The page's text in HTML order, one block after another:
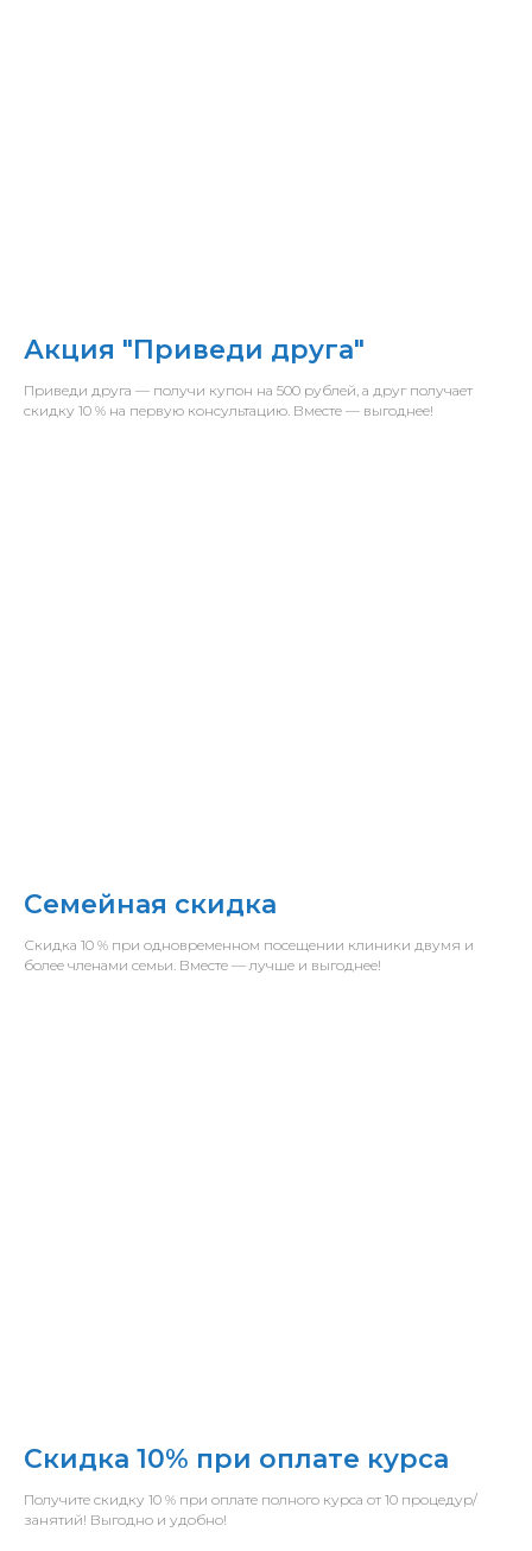
Акция "Приведи друга"
Приведи друга — получи купон на 500 рублей, а друг получает
скидку 10 % на первую консультацию. Вместе — выгоднее!
Семейная скидка
Скидка 10 % при одновременном посещении клиники двумя и
более членами семьи. Вместе — лучше и выгоднее!
Скидка 10% при оплате курса
Получите скидку 10 % при оплате полного курса от 10 процедур/
занятий! Выгодно и удобно!